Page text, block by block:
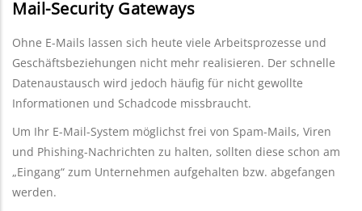
Mail-Security Gateways
Ohne E-Mails lassen sich heute viele Arbeitsprozesse und
Geschäftsbeziehungen nicht mehr realisieren. Der schnelle
Datenaustausch wird jedoch häufig für nicht gewollte
Informationen und Schadcode missbraucht.
Um Ihr E-Mail-System möglichst frei von Spam-Mails, Viren
und Phishing-Nachrichten zu halten, sollten diese schon am
„Eingang“ zum Unternehmen aufgehalten bzw. abgefangen
werden.